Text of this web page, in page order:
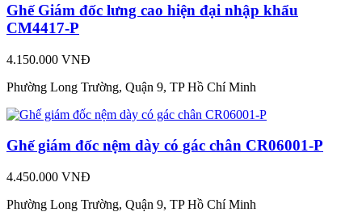
Ghế Giám đốc lưng cao hiện đại nhập khẩu
CM4417-P
4.150.000 VNĐ
Phường Long Trường, Quận 9, TP Hồ Chí Minh
Ghế giám đốc nệm dày có gác chân CR06001-P
4.450.000 VNĐ
Phường Long Trường, Quận 9, TP Hồ Chí Minh